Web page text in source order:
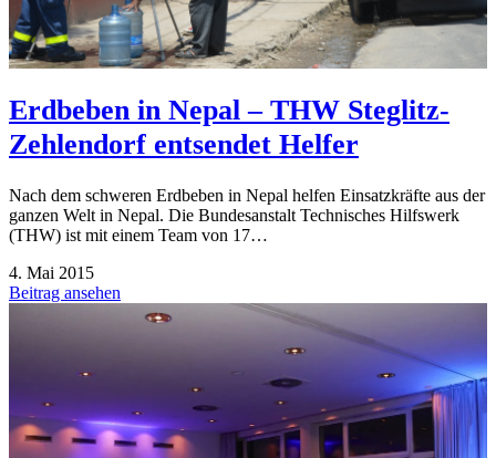
Erdbeben in Nepal – THW Steglitz-
Zehlendorf entsendet Helfer
Nach dem schweren Erdbeben in Nepal helfen Einsatzkräfte aus der
ganzen Welt in Nepal. Die Bundesanstalt Technisches Hilfswerk
(THW) ist mit einem Team von 17…
4. Mai 2015
Beitrag ansehen